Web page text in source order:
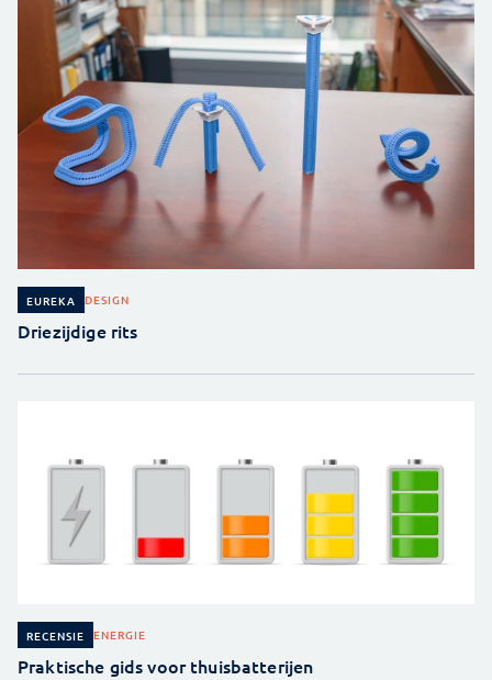
EUREKA DESIGN
Driezijdige rits
RECENSIE ENERGIE
Praktische gids voor thuisbatterijen